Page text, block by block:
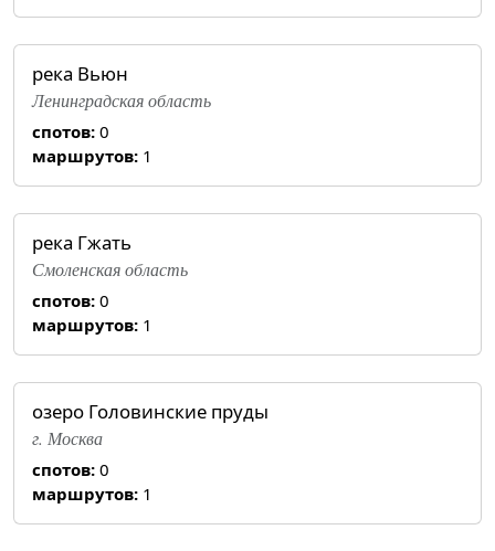
река Вьюн
Ленинградская область
спотов: 0
маршрутов: 1
река Гжать
Смоленская область
спотов: 0
маршрутов: 1
озеро Головинские пруды
г. Москва
спотов: 0
маршрутов: 1